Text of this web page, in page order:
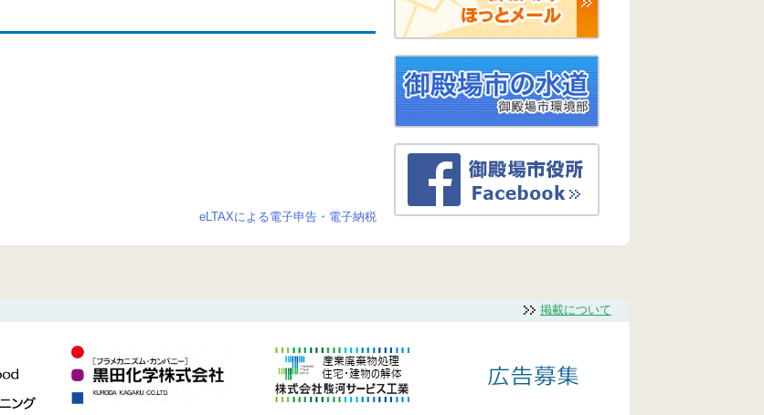
eLTAXによる電子申告・電子納税
掲載について